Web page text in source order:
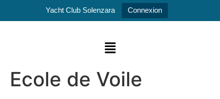
Yacht Club Solenzara Connexion
Ecole de Voile